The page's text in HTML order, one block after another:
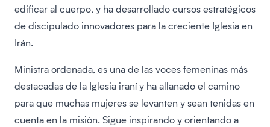
edificar al cuerpo, y ha desarrollado cursos estratégicos
de discipulado innovadores para la creciente Iglesia en
Irán.
Ministra ordenada, es una de las voces femeninas más
destacadas de la Iglesia iraní y ha allanado el camino
para que muchas mujeres se levanten y sean tenidas en
cuenta en la misión. Sigue inspirando y orientando a